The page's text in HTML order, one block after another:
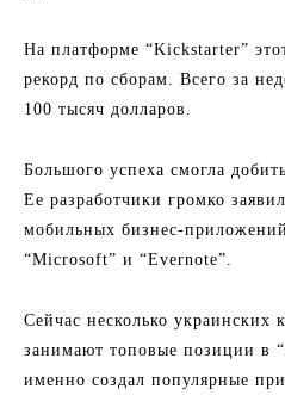
На платформе “Kickstarter”
рекорд по сборам. Всего за
100 тысяч долларов.
Большого успеха смогла
Ее разработчики громко
мобильных бизнес-
“Microsoft” и “Evernote”.
Cейчас несколько украинских
занимают топовые позиции в
именно создал популярные